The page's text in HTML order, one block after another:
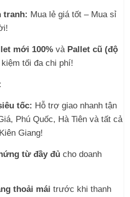
tranh: Mua lẻ giá tốt – Mua sỉ
mới 100% và Pallet cũ (độ
tối đa chi phí!
tốc: Hỗ trợ giao nhanh tận
Phú Quốc, Hà Tiên và tất cả
Giang!
từ đầy đủ cho doanh
thoải mái trước khi thanh